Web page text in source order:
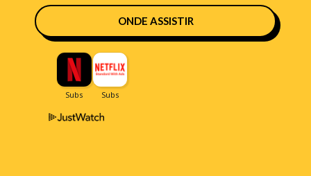
ONDE ASSISTIR